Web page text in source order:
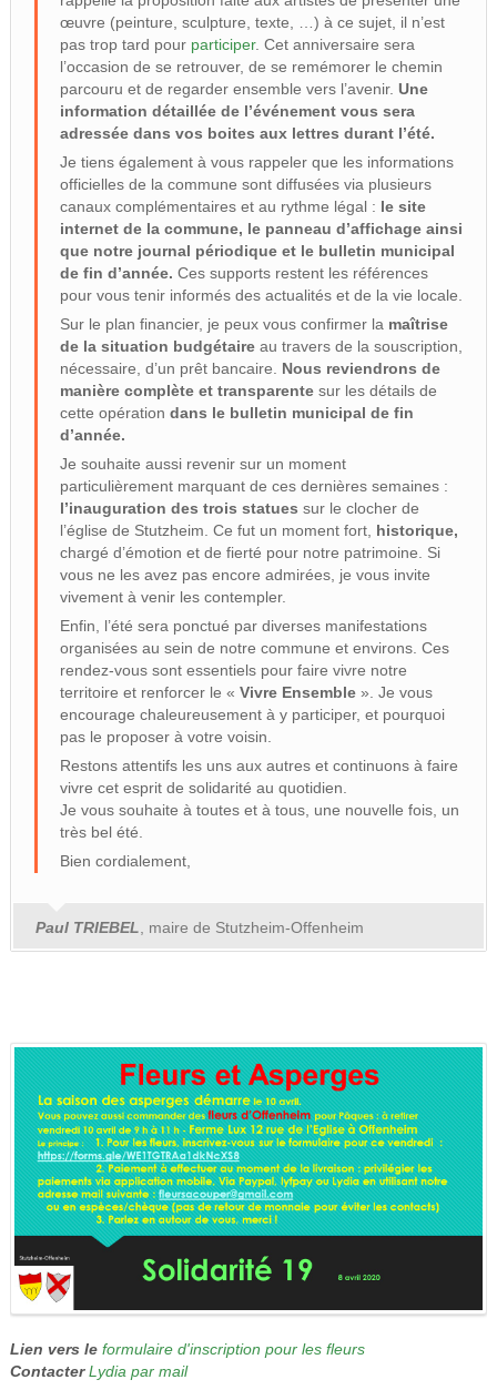
œuvre (peinture, sculpture, texte, …) à ce sujet, il n’est
pas trop tard pour participer. Cet anniversaire sera
l’occasion de se retrouver, de se remémorer le chemin
parcouru et de regarder ensemble vers l’avenir. Une
information détaillée de l’événement vous sera
adressée dans vos boites aux lettres durant l’été.
Je tiens également à vous rappeler que les informations
officielles de la commune sont diffusées via plusieurs
canaux complémentaires et au rythme légal : le site
internet de la commune, le panneau d’affichage ainsi
que notre journal périodique et le bulletin municipal
de fin d’année. Ces supports restent les références
pour vous tenir informés des actualités et de la vie locale.
Sur le plan financier, je peux vous confirmer la maîtrise
de la situation budgétaireau travers de la souscription,
nécessaire, d’un prêt bancaire. Nous reviendrons de
manière complète et transparentesur les détails de
cette opération dans le bulletin municipal de fin
d’année.
Je souhaite aussi revenir sur un moment
particulièrement marquant de ces dernières semaines :
l’inauguration des trois statues sur le clocher de
l’église de Stutzheim. Ce fut un moment fort, historique,
chargé d’émotion et de fierté pour notre patrimoine. Si
vous ne les avez pas encore admirées, je vous invite
vivement à venir les contempler.
Enfin, l’été sera ponctué par diverses manifestations
organisées au sein de notre commune et environs. Ces
rendez-vous sont essentiels pour faire vivre notre
territoire et renforcer le « Vivre Ensemble». Je vous
encourage chaleureusement à y participer, et pourquoi
pas le proposer à votre voisin.
Restons attentifs les uns aux autres et continuons à faire
vivre cet esprit de solidarité au quotidien.
Je vous souhaite à toutes et à tous, une nouvelle fois, un
très bel été.
Bien cordialement,
Paul TRIEBEL , maire de Stutzheim-Offenheim
Lien vers le formulaire d'inscription pour les fleurs
Contacter Lydia par mail